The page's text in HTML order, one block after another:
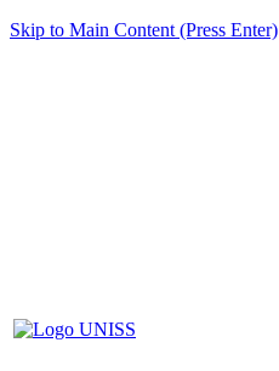
Skip to Main Content (Press Enter)